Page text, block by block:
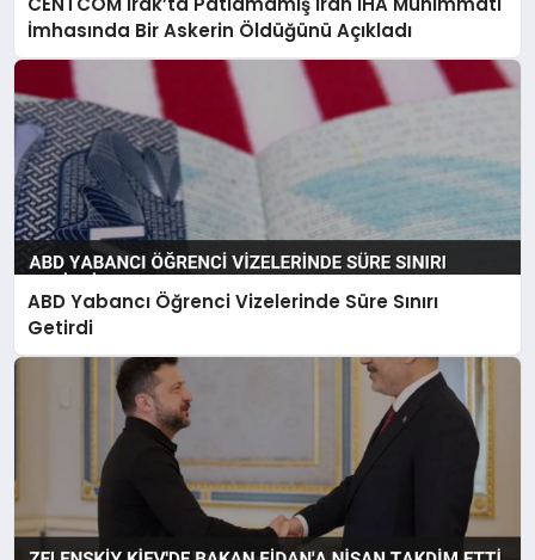
İmhasında Bir Askerin Öldüğünü Açıkladı
ABD Yabancı Öğrenci Vizelerinde Süre Sınırı
Getirdi